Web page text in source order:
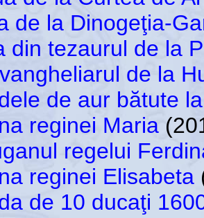
de la Dinogeţia-
din tezaurul de la
de la
de aur bătute
reginei Maria
regelui
reginei Elisabeta
de 10 ducaţi